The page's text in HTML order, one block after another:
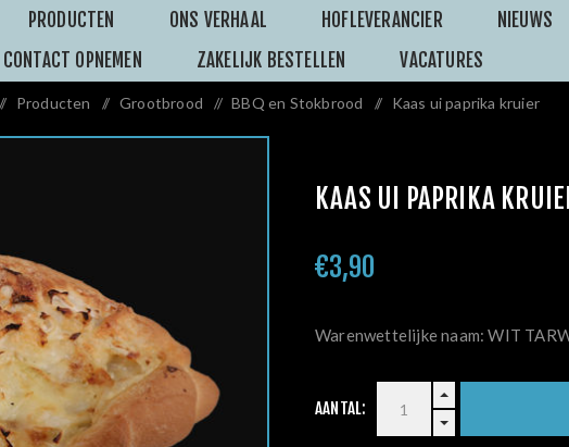
PRODUCTEN ONS VERHAAL HOFLEVERANCIER
NIEUWS
CONTACT OPNEMEN
ZAKELIJK BESTELLEN VACATURES
/ Producten / Grootbrood / BBQ en Stokbrood / Kaas ui paprika kruier
KAAS UI PAPRIKA
€3,90
Warenwettelijke naam: WIT
AANTAL: